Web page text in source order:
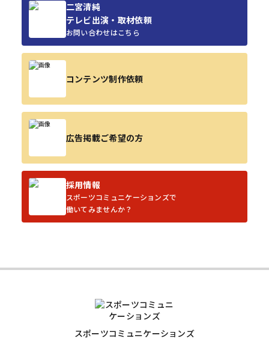
二宮清純
テレビ出演・取材依頼
お問い合わせはこちら
コンテンツ制作依頼
広告掲載ご希望の方
採用情報
スポーツコミュニケーションズで
働いてみませんか？
スポーツコミュニケーションズ